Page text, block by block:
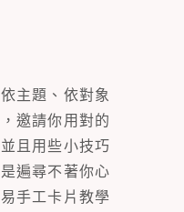
主題、依對象
邀請你用對的
且用些小技巧
遍尋不著你心
手工卡片教學